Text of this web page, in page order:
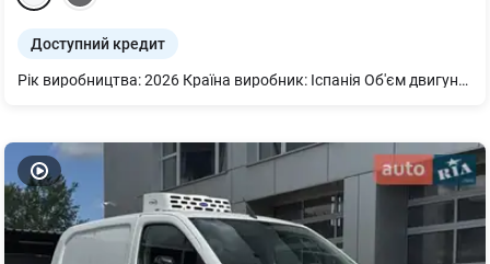
Доступний кредит
Рік виробництва: 2026 Країна виробник: Іспанія Об'єм двигуна: 1499 см3 Потужність двигуна: 75 кВт (100 к.с.) Максимальна швидкість: 171 км/год Тип Пального: Дизель Викид CO2: 160 г/км* Витрата палива у змішаному циклі: 6,1 л.